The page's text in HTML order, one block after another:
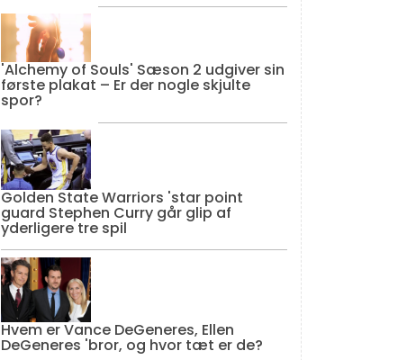
'Alchemy of Souls' Sæson 2 udgiver sin
første plakat – Er der nogle skjulte
spor?
Golden State Warriors 'star point
guard Stephen Curry går glip af
yderligere tre spil
Hvem er Vance DeGeneres, Ellen
DeGeneres 'bror, og hvor tæt er de?